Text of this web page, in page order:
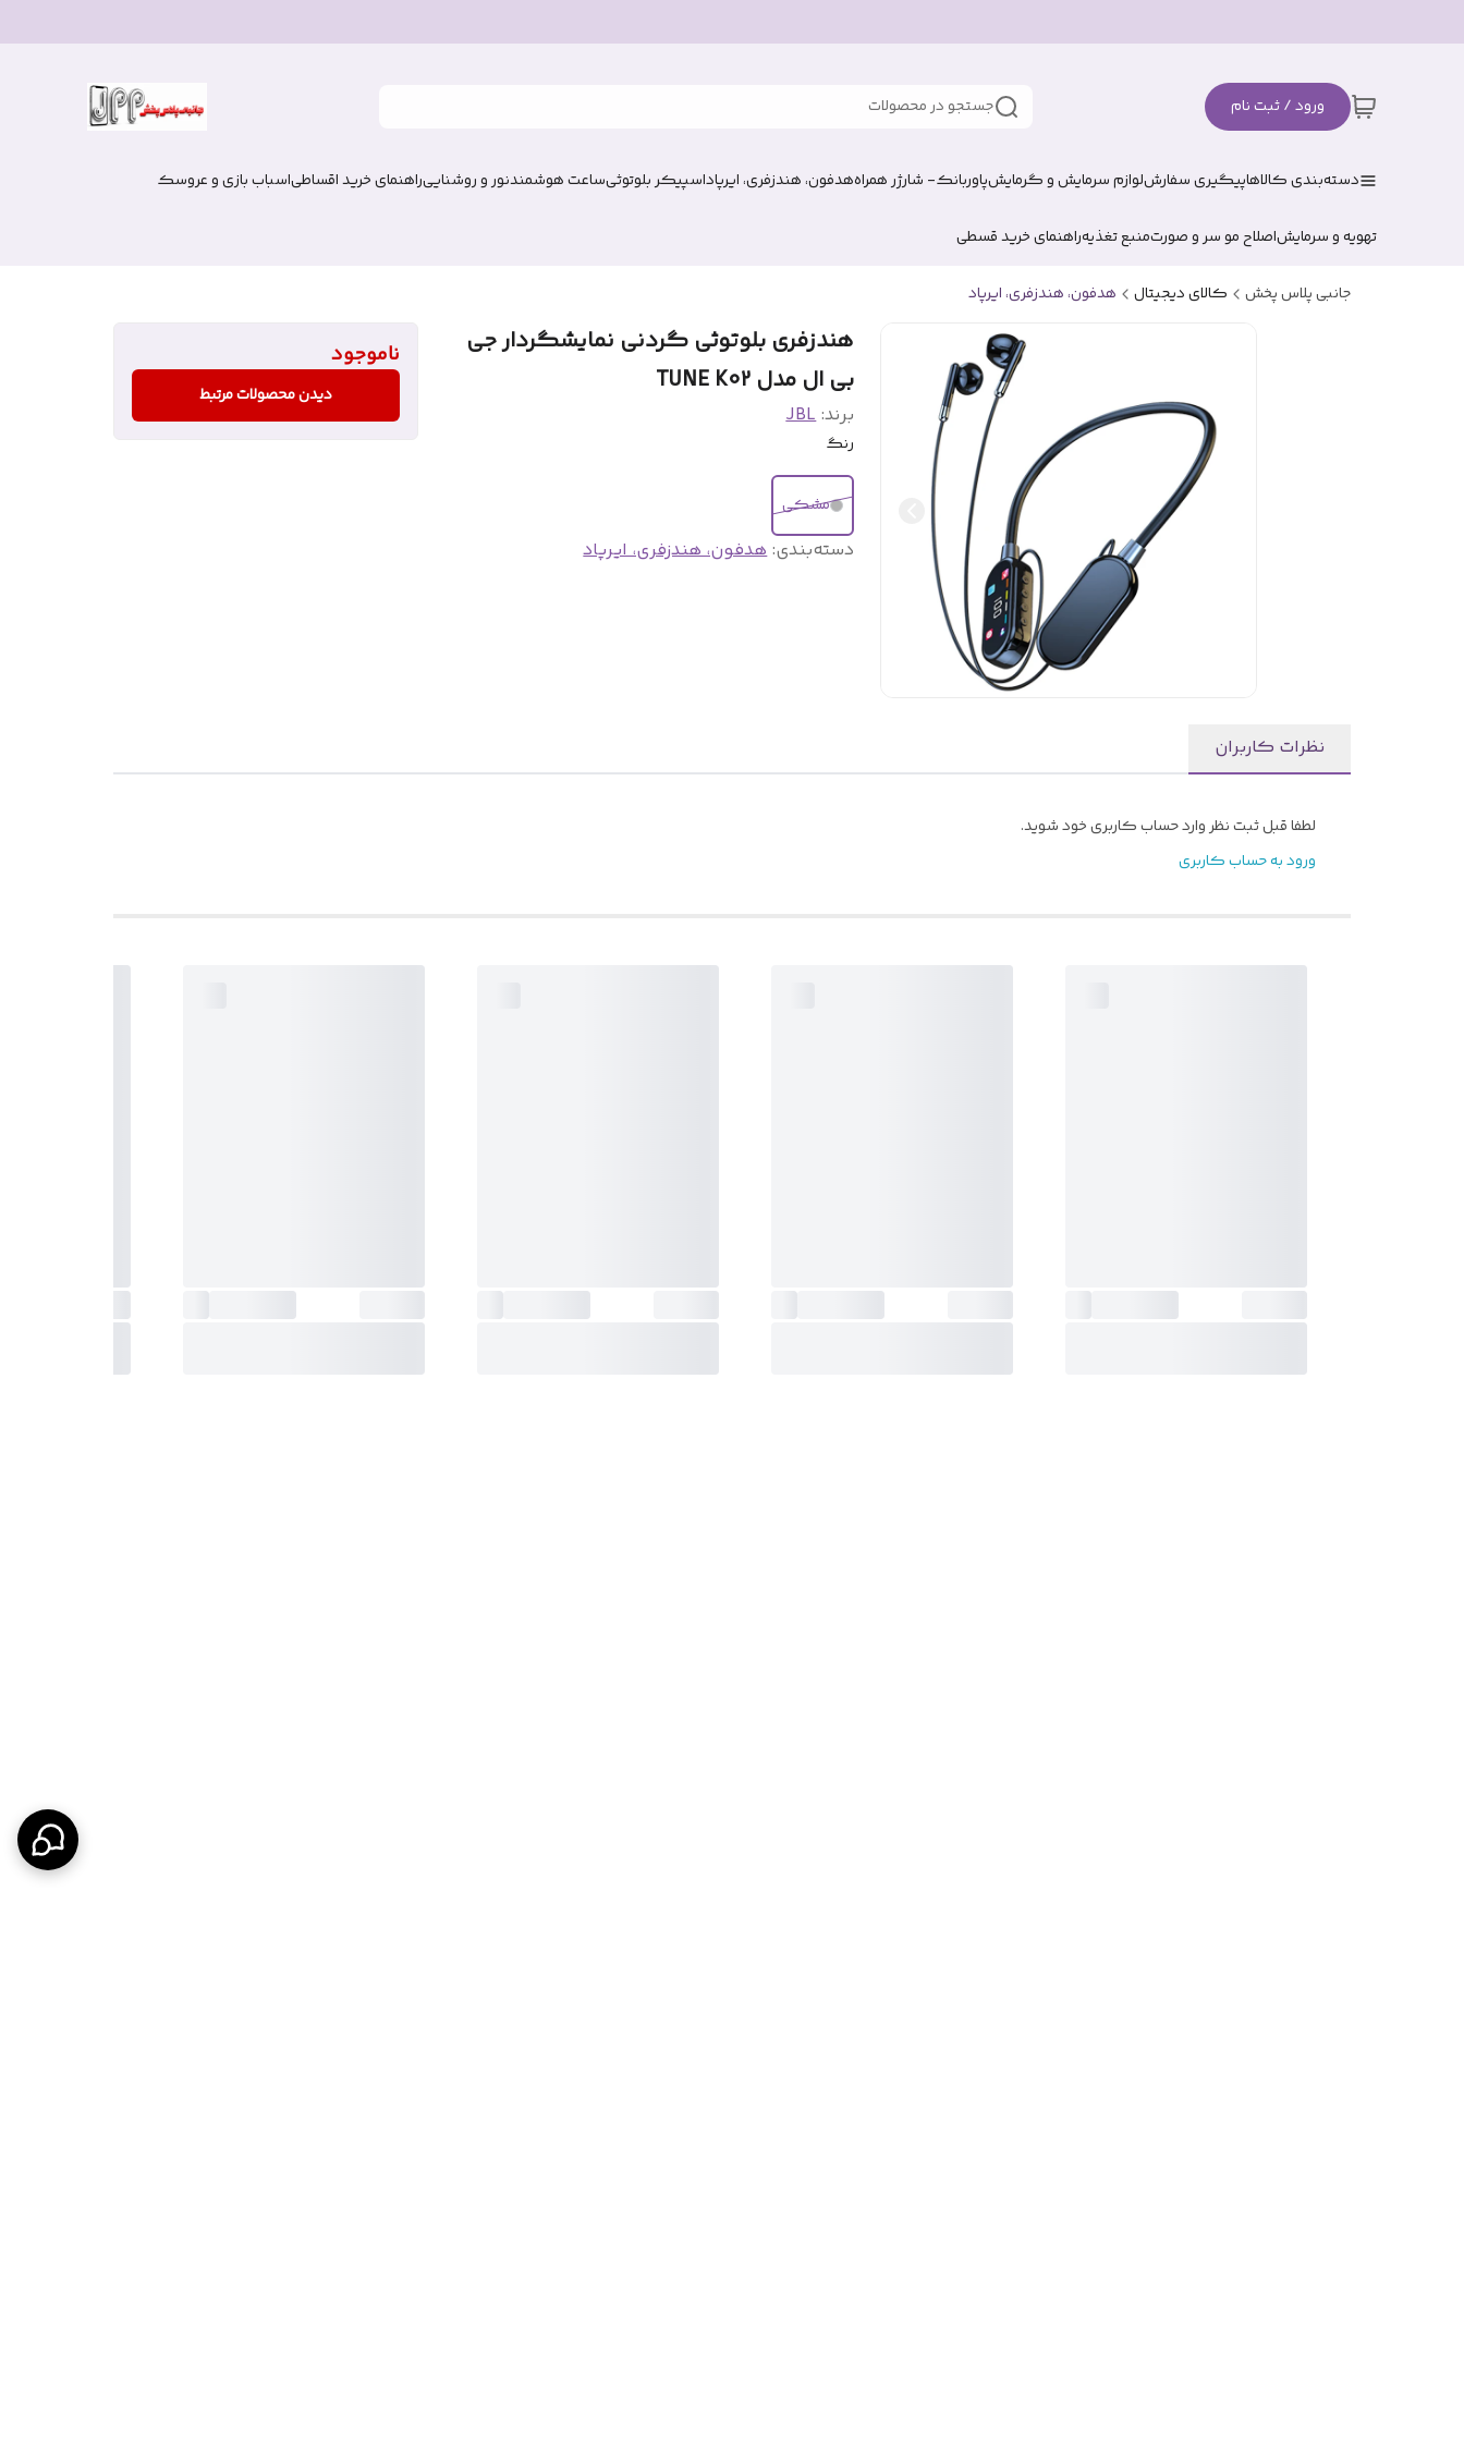
ورود / ثبت نام جستجو در محصولات
دسته‌بندی کالاهاپیگیری سفارشلوازم سرمایش و گرمایشپاوربانک- شارژر همراههدفون، هندزفری، ایرپاداسپیکر بلوتوثیساعت هوشمندنور و روشناییراهنمای خرید اقساطیاسباب بازی و عروسک
تهویه و سرمایشاصلاح مو سر و صورتمنبع تغذیهراهنمای خرید قسطی
جانبی پلاس پخش کالای دیجیتال هدفون، هندزفری، ایرپاد
هندزفری بلوتوثی گردنی نمایشگردار جی
بی ال مدل TUNE K02
برند:JBL
رنگ
مشکی
دسته‌بندی:هدفون، هندزفری، ایرپاد
ناموجود
دیدن محصولات مرتبط
نظرات کاربران
لطفا قبل ثبت نظر وارد حساب کاربری خود شوید.
ورود به حساب کاربری